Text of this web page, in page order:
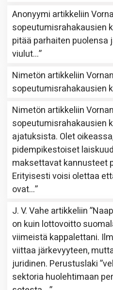
Anonyymi artikkeliin
sopeutumisrahakausien
pitää parhaiten puolensa
viulut…”
Nimetön artikkeliin
sopeutumisrahakausien
Nimetön artikkeliin
sopeutumisrahakausien
ajatuksista. Olet
pidempikestoiset
maksettavat kannusteet
Erityisesti voisi olettaa
ovat…”
J. V. Vahe artikkeliin
on kuin lottovoitto
viimeistä kappalettani.
viittaa järkevyyteen,
juridinen. Perustuslaki
sektoria huolehtimaan